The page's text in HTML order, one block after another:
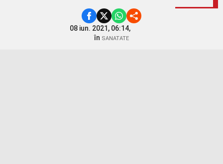
08 iun. 2021, 06:14,
în SANATATE